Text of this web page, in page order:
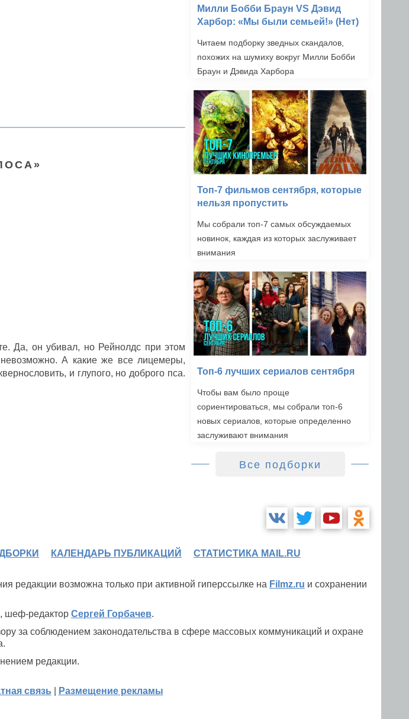
Да, он убивал, но Рейнолдс при этом
А какие же все лицемеры,
и глупого, но доброго пса.
Милли Бобби Браун VS Дэвид
Харбор: «Мы были семьей!» (Нет)
Читаем подборку зведных скандалов,
похожих на шумиху вокруг Милли Бобби
Браун и Дэвида Харбора
Топ-7 фильмов сентября, которые
нельзя пропустить
Мы собрали топ-7 самых обсуждаемых
новинок, каждая из которых заслуживает
внимания
Топ-6 лучших сериалов сентября
Чтобы вам было проще
сориентироваться, мы собрали топ-6
новых сериалов, которые определенно
заслуживают внимания
Все подборки
КАЛЕНДАРЬ ПУБЛИКАЦИЙ СТАТИСТИКА MAIL.RU
редакции возможна только при активной гиперссылке на Filmz.ru и сохранении
, шеф-редактор Сергей Горбачев.
за соблюдением законодательства в сфере массовых коммуникаций и охране
редакции.
связь Размещение рекламы